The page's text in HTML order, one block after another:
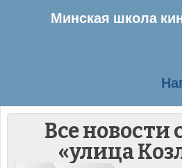
Все новости
«улица
Минская школа